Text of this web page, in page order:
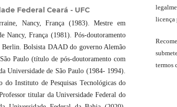
Federal Ceará - UFC
Nancy, França (1983). Mestre em
Nancy, França (1981). Pós-doutoramento
Berlin. Bolsista DAAD do governo Alemão
Paulo (título de pós-doutoramento com
Universidade de São Paulo (1984- 1994).
do Instituto de Pesquisas Tecnológicas do
titular da Universidade Federal do
licença
termos